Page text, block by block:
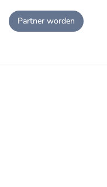
Partner worden